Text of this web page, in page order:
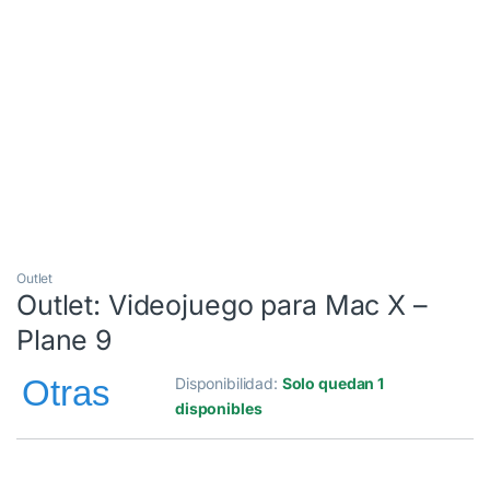
Outlet
Outlet: Videojuego para Mac X –
Plane 9
Disponibilidad: Solo quedan 1
disponibles